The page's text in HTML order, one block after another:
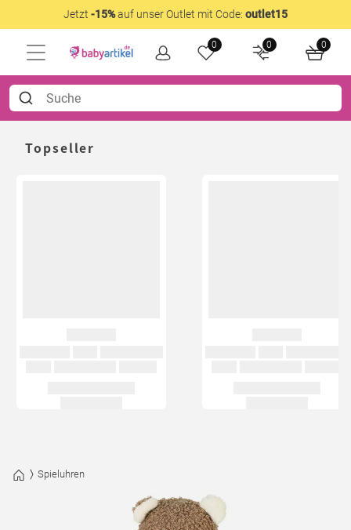
Jetzt -15%auf unser Outlet mit Code: outlet15
0 0 0
Topseller
Spieluhren